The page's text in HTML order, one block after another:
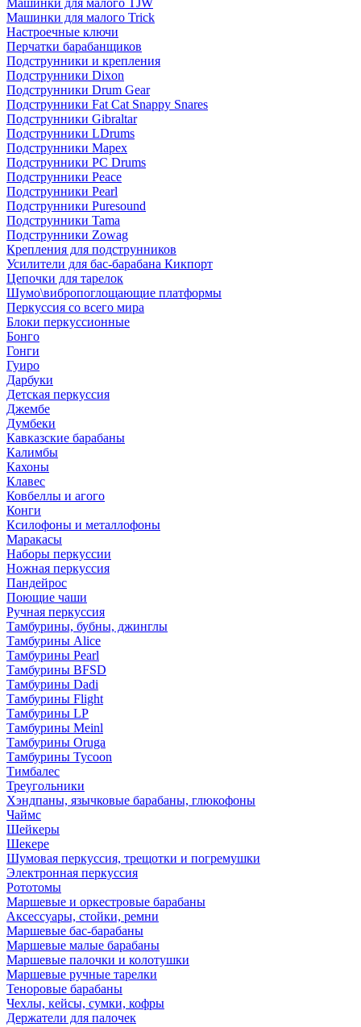
Машинки для малого TJW
Машинки для малого Trick
Настроечные ключи
Перчатки барабанщиков
Подструнники и крепления
Подструнники Dixon
Подструнники Drum Gear
Подструнники Fat Cat Snappy Snares
Подструнники Gibraltar
Подструнники LDrums
Подструнники Mapex
Подструнники PC Drums
Подструнники Peace
Подструнники Pearl
Подструнники Puresound
Подструнники Tama
Подструнники Zowag
Крепления для подструнников
Усилители для бас-барабана Кикпорт
Цепочки для тарелок
Шумо\вибропоглощающие платформы
Перкуссия со всего мира
Блоки перкуссионные
Бонго
Гонги
Гуиро
Дарбуки
Детская перкуссия
Джембе
Думбеки
Кавказские барабаны
Калимбы
Кахоны
Клавес
Ковбеллы и агого
Конги
Ксилофоны и металлофоны
Маракасы
Наборы перкуссии
Ножная перкуссия
Пандейрос
Поющие чаши
Ручная перкуссия
Тамбурины, бубны, джинглы
Тамбурины Alice
Тамбурины Pearl
Тамбурины BFSD
Тамбурины Dadi
Тамбурины Flight
Тамбурины LP
Тамбурины Meinl
Тамбурины Oruga
Тамбурины Tycoon
Тимбалес
Треугольники
Хэндпаны, язычковые барабаны, глюкофоны
Чаймс
Шейкеры
Шекере
Шумовая перкуссия, трещотки и погремушки
Электронная перкуссия
Рототомы
Маршевые и оркестровые барабаны
Аксессуары, стойки, ремни
Маршевые бас-барабаны
Маршевые малые барабаны
Маршевые палочки и колотушки
Маршевые ручные тарелки
Теноровые барабаны
Чехлы, кейсы, сумки, кофры
Держатели для палочек